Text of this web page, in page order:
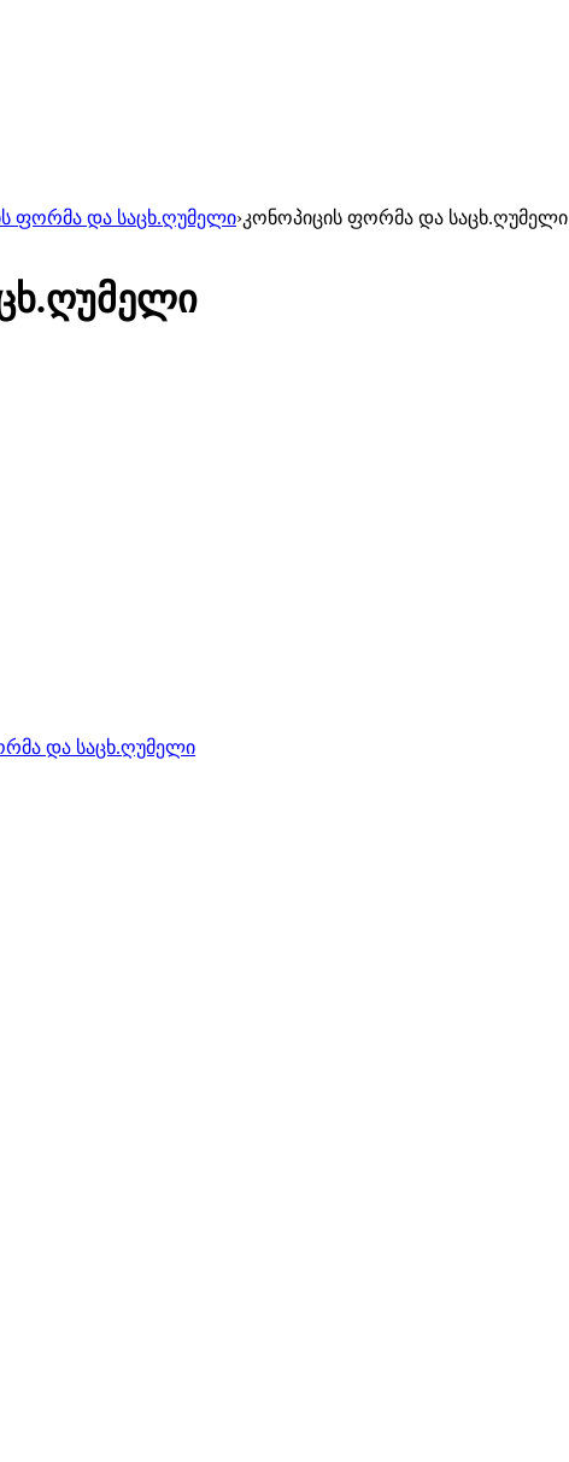
ფორმა და საცხ.ღუმელი›კონოპიცის ფორმა და საცხ.ღუმელი
და საცხ.ღუმელი